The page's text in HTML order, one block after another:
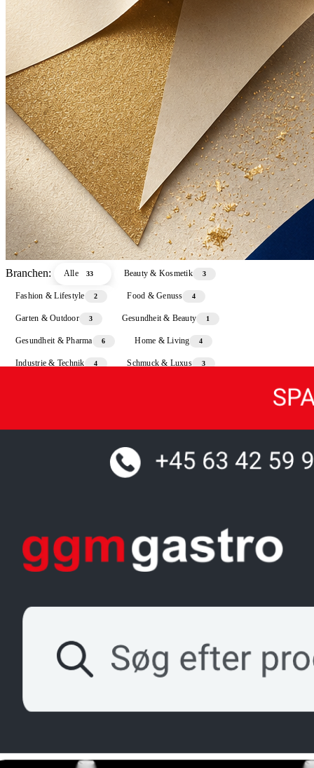
Branchen: Alle 33 Beauty & Kosmetik 3
Fashion & Lifestyle 2 Food & Genuss 4
Garten & Outdoor 3 Gesundheit & Beauty 1
Gesundheit & Pharma 6 Home & Living 4
Industrie & Technik 4 Schmuck & Luxus 3